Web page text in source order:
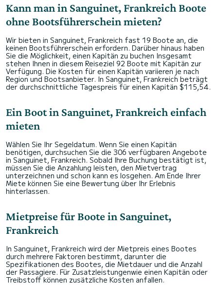
Kann man in Sanguinet, Frankreich Boote
ohne Bootsführerschein mieten?
Wir bieten in Sanguinet, Frankreich fast 19 Boote an, die
keinen Bootsführerschein erfordern. Darüber hinaus haben
Sie die Möglichkeit, einen Kapitän zu buchen Insgesamt
stehen Ihnen in diesem Reiseziel 92 Boote mit Kapitän zur
Verfügung. Die Kosten für einen Kapitän variieren je nach
Region und Bootsanbieter. In Sanguinet, Frankreich beträgt
der durchschnittliche Tagespreis für einen Kapitän $115,54.
Ein Boot in Sanguinet, Frankreich einfach
mieten
Wählen Sie Ihr Segeldatum. Wenn Sie einen Kapitän
benötigen, durchsuchen Sie die 306 verfügbaren Angebote
in Sanguinet, Frankreich. Sobald Ihre Buchung bestätigt ist,
müssen Sie die Anzahlung leisten, den Mietvertrag
unterzeichnen und schon kann es losgehen. Am Ende Ihrer
Miete können Sie eine Bewertung über Ihr Erlebnis
hinterlassen.
Mietpreise für Boote in Sanguinet,
Frankreich
In Sanguinet, Frankreich wird der Mietpreis eines Bootes
durch mehrere Faktoren bestimmt, darunter die
Spezifikationen des Bootes, die Mietdauer und die Anzahl
der Passagiere. Für Zusatzleistungenwie einen Kapitän oder
Treibstoff können zusätzliche Kosten anfallen.